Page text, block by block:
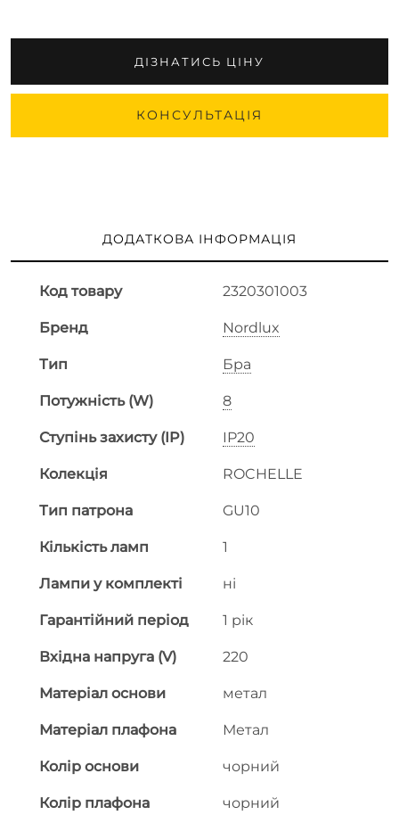
ДІЗНАТИСЬ ЦІНУ
КОНСУЛЬТАЦІЯ
ДОДАТКОВА ІНФОРМАЦІЯ
Код товару 2320301003
Бренд Nordlux
Тип Бра
Потужність (W) 8
Ступінь захисту (IP) IP20
Колекція ROCHELLE
Тип патрона GU10
Кількість ламп 1
Лампи у комплекті ні
Гарантійний період 1 рік
Вхідна напруга (V) 220
Матеріал основи метал
Матеріал плафона Метал
Колір основи чорний
Колір плафона чорний